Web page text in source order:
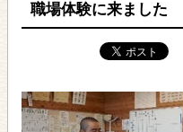
職場体験に来ました